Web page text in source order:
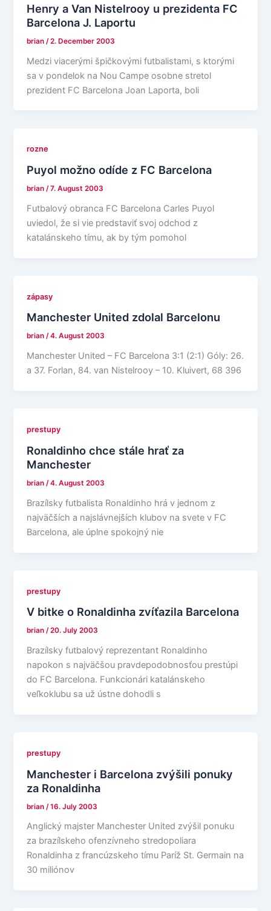
Henry a Van Nistelrooy u prezidenta FC
Barcelona J. Laportu
brian /2. December 2003
Medzi viacerými špičkovými futbalistami, s ktorými
sa v pondelok na Nou Campe osobne stretol
prezident FC Barcelona Joan Laporta, boli
rozne
Puyol možno odíde z FC Barcelona
brian/7. August 2003
Futbalový obranca FC Barcelona Carles Puyol
uviedol, že si vie predstaviť svoj odchod z
katalánskeho tímu, ak by tým pomohol
zápasy
Manchester United zdolal Barcelonu
brian/4. August 2003
Manchester United – FC Barcelona 3:1 (2:1) Góly: 26.
a 37. Forlan, 84. van Nistelrooy – 10. Kluivert, 68 396
prestupy
Ronaldinho chce stále hrať za
Manchester
brian /4. August 2003
Brazílsky futbalista Ronaldinho hrá v jednom z
najväčších a najslávnejších klubov na svete v FC
Barcelona, ale úplne spokojný nie
prestupy
V bitke o Ronaldinha zvíťazila Barcelona
brian/20. July 2003
Brazílsky futbalový reprezentant Ronaldinho
napokon s najväčšou pravdepodobnosťou prestúpi
do FC Barcelona. Funkcionári katalánskeho
veľkoklubu sa už ústne dohodli s
prestupy
Manchester i Barcelona zvýšili ponuky
za Ronaldinha
brian /16. July 2003
Anglický majster Manchester United zvýšil ponuku
za brazílskeho ofenzívneho stredopoliara
Ronaldinha z francúzskeho tímu Paríž St. Germain na
30 miliónov